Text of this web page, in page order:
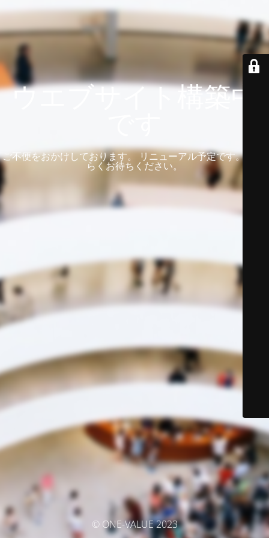
ウエブサイト構築中
ご不便をおかけしております。 リニューアル予定です。 しば
らくお待ちください。
© ONE-VALUE 2023